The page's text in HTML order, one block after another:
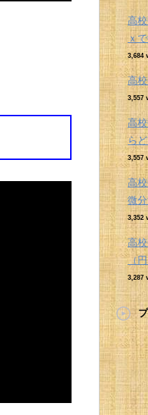
高
ｘ
3,684
高
3,557
高
ら
3,557
高
微
3,352
高
（
3,287